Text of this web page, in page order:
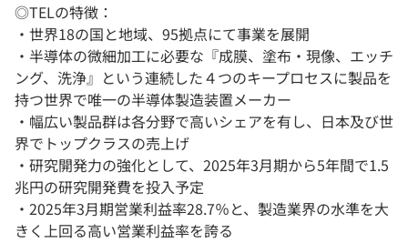
◎TELの特徴：
・世界18の国と地域、95拠点にて事業を展開
・半導体の微細加工に必要な『成膜、塗布・現像、エッチ
ング、洗浄』という連続した４つのキープロセスに製品を
持つ世界で唯一の半導体製造装置メーカー
・幅広い製品群は各分野で⾼いシェアを有し、日本及び世
界でトップクラスの売上げ
・研究開発力の強化として、2025年3月期から5年間で1.5
兆円の研究開発費を投入予定
・2025年3月期営業利益率28.7％と、製造業界の水準を大
きく上回る高い営業利益率を誇る